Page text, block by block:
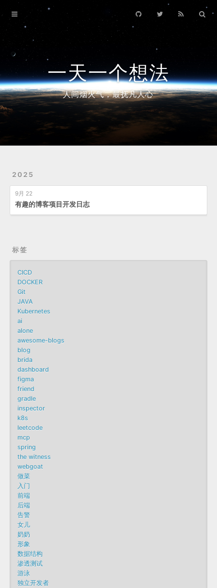
一天一个想法
人间烟火气，最抚凡人心
2025
9月 22
有趣的博客项目开发日志
标签
CICD
DOCKER
Git
JAVA
Kubernetes
ai
alone
awesome-blogs
blog
brida
dashboard
figma
friend
gradle
inspector
k8s
leetcode
mcp
spring
the witness
webgoat
做菜
入门
前端
后端
告警
女儿
奶奶
形象
数据结构
渗透测试
游泳
独立开发者
Home